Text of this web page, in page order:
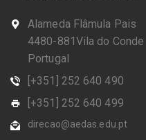
Alameda Flâmula Pais
4480-881Vila do Conde
Portugal
[+351] 252 640 490
[+351] 252 640 499
direcao@aedas.edu.pt